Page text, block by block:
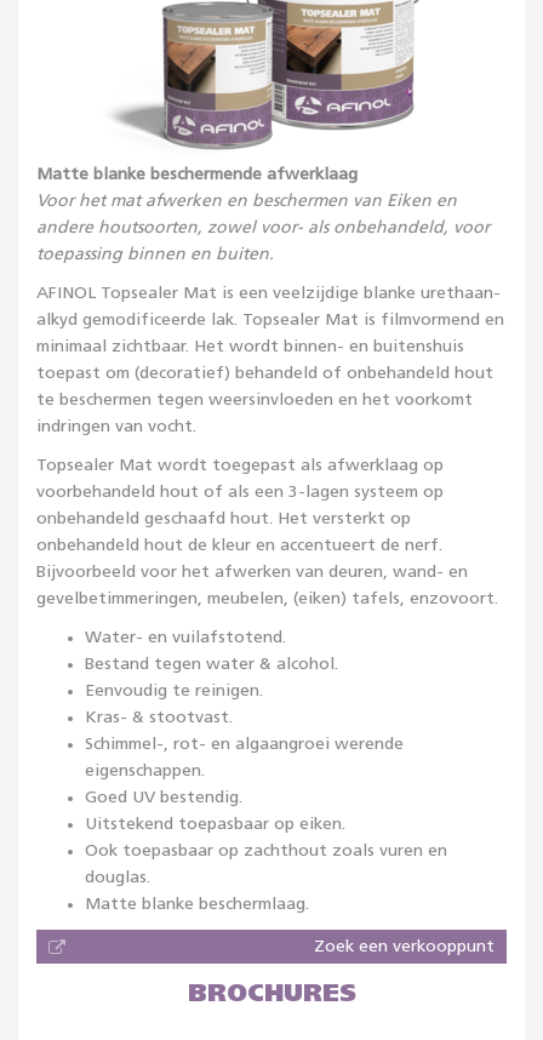
Matte blanke beschermende afwerklaag
Voor het mat afwerken en beschermen van Eiken en
andere houtsoorten, zowel voor- als onbehandeld, voor
toepassing binnen en buiten.
AFINOL Topsealer Mat is een veelzijdige blanke urethaan-
alkyd gemodificeerde lak. Topsealer Mat is filmvormend en
minimaal zichtbaar. Het wordt binnen- en buitenshuis
toepast om (decoratief) behandeld of onbehandeld hout
te beschermen tegen weersinvloeden en het voorkomt
indringen van vocht.
Topsealer Mat wordt toegepast als afwerklaag op
voorbehandeld hout of als een 3-lagen systeem op
onbehandeld geschaafd hout. Het versterkt op
onbehandeld hout de kleur en accentueert de nerf.
Bijvoorbeeld voor het afwerken van deuren, wand- en
gevelbetimmeringen, meubelen, (eiken) tafels, enzovoort.
Water- en vuilafstotend.
Bestand tegen water & alcohol.
Eenvoudig te reinigen.
Kras- & stootvast.
Schimmel-, rot- en algaangroei werende
eigenschappen.
Goed UV bestendig.
Uitstekend toepasbaar op eiken.
Ook toepasbaar op zachthout zoals vuren en
douglas.
Matte blanke beschermlaag.
Zoek een verkooppunt
BROCHURES